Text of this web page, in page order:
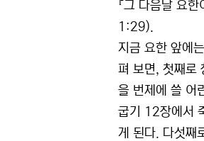
『그 다음날 요
1:29).
지금 요한 앞에
펴 보면, 첫째로
을 번제에 쓸 어
굽기 12장에서
게 된다. 다섯째